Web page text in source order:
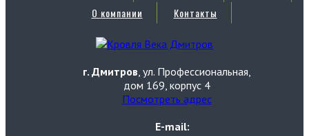
О компании
Контакты
г. Дмитров, ул. Профессиональная,
дом 169, корпус 4
Посмотреть адрес
E-mail: